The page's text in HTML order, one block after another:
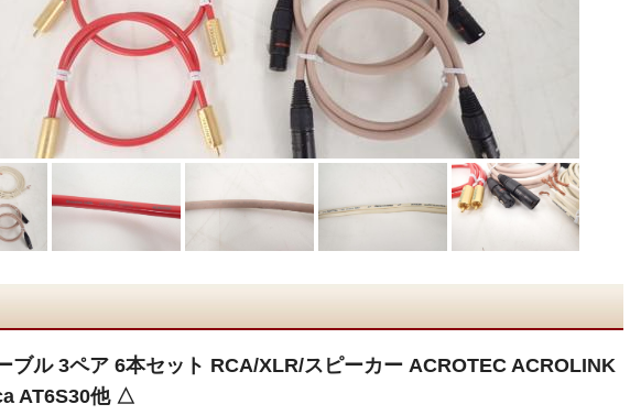
ブル 3ペア 6本セット RCA/XLR/スピーカー ACROTEC ACROLINK
AT6S30他 △